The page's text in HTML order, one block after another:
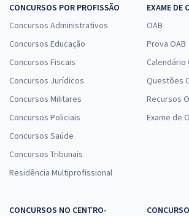
CONCURSOS POR PROFISSÃO
Concursos Administrativos
Concursos Educação
Concursos Fiscais
Concursos Jurídicos
Concursos Militares
Concursos Policiais
Concursos Saúde
Concursos Tribunais
Residência Multiprofissional
EXAME DE
OAB
Prova OAB
Calendário
Questões
Recursos
Exame de
CONCURSOS NO CENTRO-